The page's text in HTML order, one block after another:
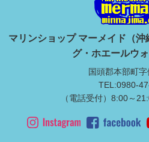
マリンショップ マーメイド（
グ・ホエールウォ
国頭郡本部町
TEL:0980-
（電話受付）8:00～